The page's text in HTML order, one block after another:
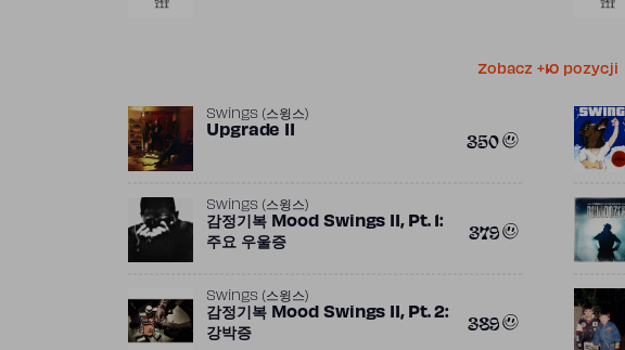
Zobacz +10 pozycji
Swings (스윙스)
Upgrade II 350
Swings (스윙스)
감정기복 Mood Swings II, Pt. 1:
주요 우울증
379
Swings (스윙스)
감정기복 Mood Swings II, Pt. 2:
강박증
389